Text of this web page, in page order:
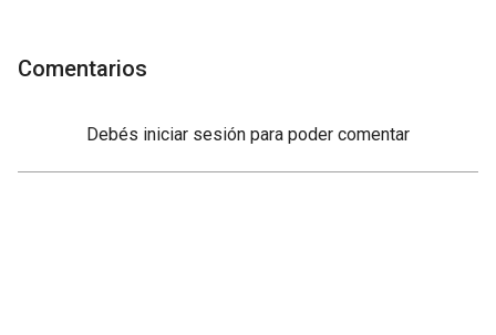
Comentarios
Debés iniciar sesión para poder comentar